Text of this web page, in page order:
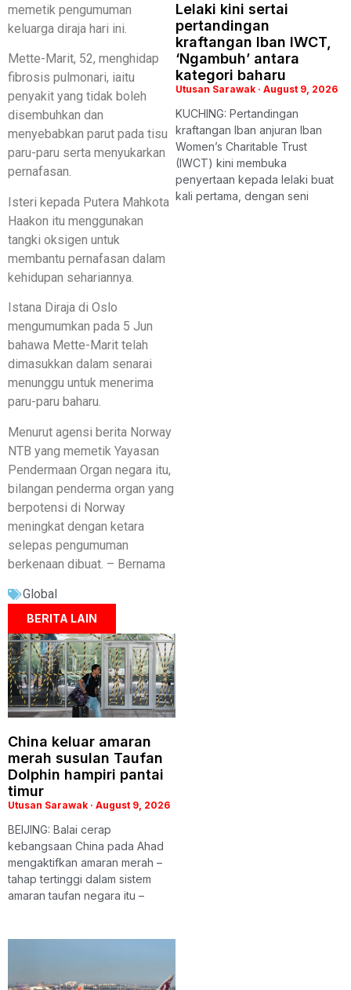
memetik pengumuman
keluarga diraja hari ini.
Mette-Marit, 52, menghidap
fibrosis pulmonari, iaitu
penyakit yang tidak boleh
disembuhkan dan
menyebabkan parut pada tisu
paru-paru serta menyukarkan
pernafasan.
Isteri kepada Putera Mahkota
Haakon itu menggunakan
tangki oksigen untuk
membantu pernafasan dalam
kehidupan sehariannya.
Istana Diraja di Oslo
mengumumkan pada 5 Jun
bahawa Mette-Marit telah
dimasukkan dalam senarai
menunggu untuk menerima
paru-paru baharu.
Menurut agensi berita Norway
NTB yang memetik Yayasan
Pendermaan Organ negara itu,
bilangan penderma organ yang
berpotensi di Norway
meningkat dengan ketara
selepas pengumuman
berkenaan dibuat. – Bernama
Global
BERITA LAIN
China keluar amaran
merah susulan Taufan
Dolphin hampiri pantai
timur
Utusan Sarawak August 9, 2026
BEIJING: Balai cerap
kebangsaan China pada Ahad
mengaktifkan amaran merah –
tahap tertinggi dalam sistem
amaran taufan negara itu –
Lelaki kini sertai
pertandingan
kraftangan Iban IWCT,
‘Ngambuh’ antara
kategori baharu
Utusan Sarawak August 9, 2026
KUCHING: Pertandingan
kraftangan Iban anjuran Iban
Women’s Charitable Trust
(IWCT) kini membuka
penyertaan kepada lelaki buat
kali pertama, dengan seni